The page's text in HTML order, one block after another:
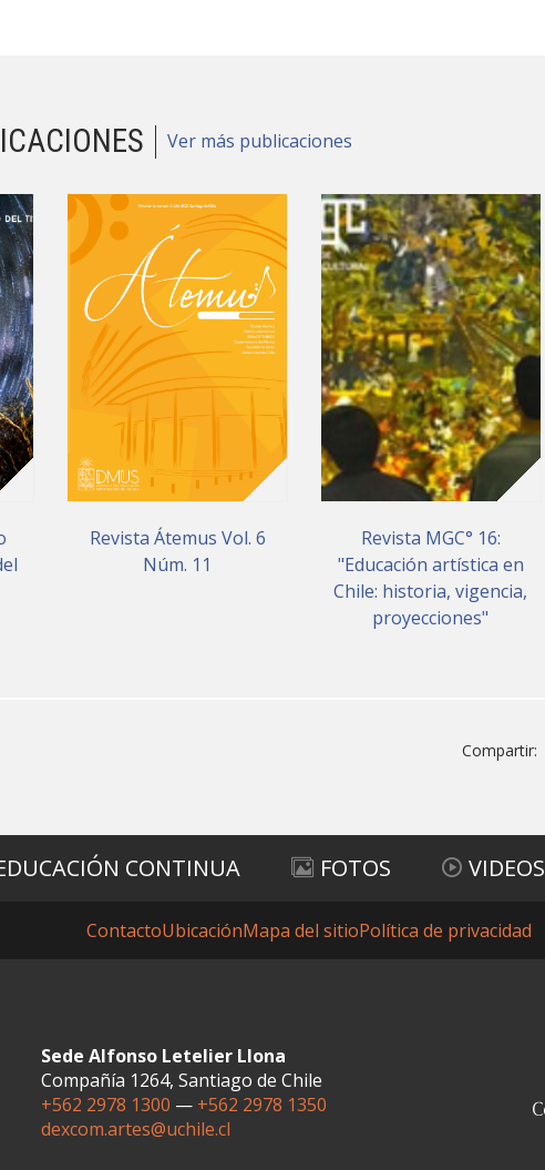
Ver más publicaciones
Revista Átemus Vol. 6
Núm. 11
Revista MGC° 16:
"Educación artística en
Chile: historia, vigencia,
proyecciones"
Compartir:
CONTINUA FOTOS VIDEOS
ContactoUbicaciónMapa del sitioPolítica de privacidad
Sede Alfonso Letelier Llona
Compañía 1264, Santiago de Chile
+562 2978 1300 — +562 2978 1350
dexcom.artes@uchile.cl